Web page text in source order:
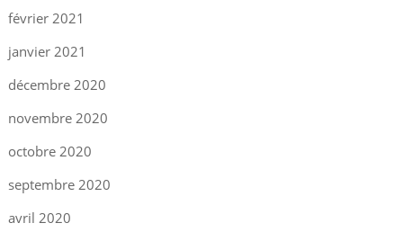
février 2021
janvier 2021
décembre 2020
novembre 2020
octobre 2020
septembre 2020
avril 2020